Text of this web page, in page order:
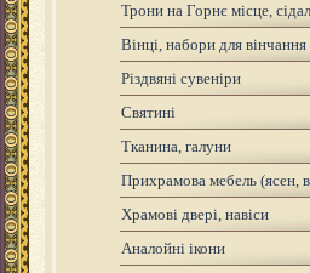
Трони на Горнє місце,
Вінці, набори для вінчання
Різдвяні сувеніри
Святині
Тканина, галуни
Прихрамова мебель (ясен,
Храмові двері, навіси
Аналойні ікони